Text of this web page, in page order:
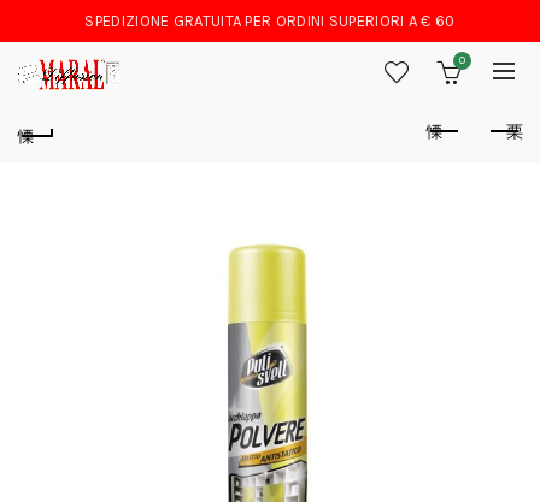
SPEDIZIONE GRATUITA PER ORDINI SUPERIORI A € 60
0